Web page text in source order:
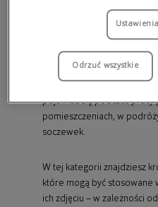
Krople do oczu do
przeznaczone dla osób
codzienny komfort
Pomagają nawilżać
pojawiać się podczas pracy
pomieszczeniach, w
soczewek.
W tej kategorii znajdziesz
które mogą być stosowane
ich zdjęciu – w zależności
Odrzuć wszystkie